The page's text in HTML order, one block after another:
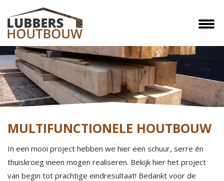
MULTIFUNCTIONELE HOUTBOUW
In een mooi project hebben we hier een schuur, serre én
thuiskroeg ineen mogen realiseren. Bekijk hier het project
van begin tot prachtige eindresultaat! Bedankt voor de